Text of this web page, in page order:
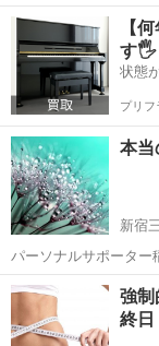
入れよう！？ まずは
す ウエストを絞るの...
東京 新宿区 東
【
す🖐️
状態
プリフ
新宿
パーソナルサポーター稲葉さちです。 心
接です。 自分の人生をもっと楽しみたい！ 自分の人生の、本当にこれ
でいいの? そんな方はぜひ
ヤモヤが健康に影響し
東京 新宿区
強
終日